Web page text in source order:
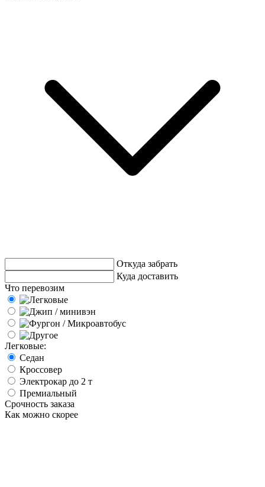
Откуда забрать
Куда доставить
Что перевозим
Легковые:
Седан
Кроссовер
Электрокар до 2 т
Премиальный
Срочность заказа
Как можно скорее